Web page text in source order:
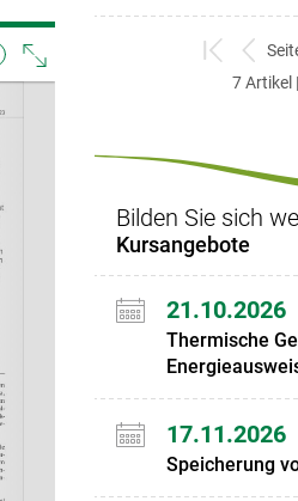
zum
ersten
zurück
zum
7 Artikel
Bilden Sie sich
Kursangebote
21.10.2026
Thermische
17.11.2026
Speicherung